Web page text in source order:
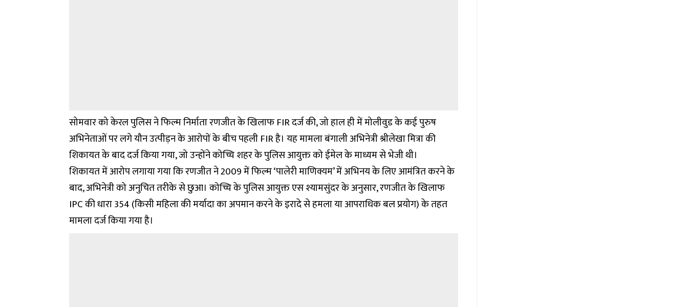
सोमवार को केरल पुलिस ने फिल्म निर्माता रणजीत के खिलाफ FIR दर्ज की, जो हाल ही में मोलीवुड के कई पुरुष
अभिनेताओं पर लगे यौन उत्पीड़न के आरोपों के बीच पहली FIR है। यह मामला बंगाली अभिनेत्री श्रीलेखा मित्रा की
शिकायत के बाद दर्ज किया गया, जो उन्होंने कोच्चि शहर के पुलिस आयुक्त को ईमेल के माध्यम से भेजी थी।
शिकायत में आरोप लगाया गया कि रणजीत ने 2009 में फिल्म ‘पालेरी माणिक्यम’ में अभिनय के लिए आमंत्रित करने के
बाद, अभिनेत्री को अनुचित तरीके से छुआ। कोच्चि के पुलिस आयुक्त एस श्यामसुंदर के अनुसार, रणजीत के खिलाफ
IPC की धारा 354 (किसी महिला की मर्यादा का अपमान करने के इरादे से हमला या आपराधिक बल प्रयोग) के तहत
मामला दर्ज किया गया है।